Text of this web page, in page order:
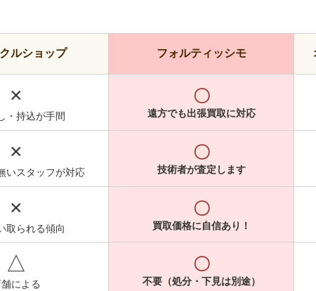
ルショップ フォルティッシモ
×
・持込が手間
〇
遠方でも出張買取に対応
×
いスタッフが対応
〇
技術者が査定します
×
取られる傾向
〇
買取価格に自信あり！
△
舗による
〇
不要（処分・下見は別途）